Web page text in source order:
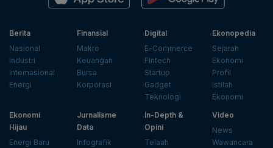
Berita
Nasional
Industri
Internasional
Energi
Finansial
Makro
Keuangan
Bursa
Korporasi
Digital
E-Commerce
Fintech
Startup
Gadget
Teknologi
Ekonopedia
Sejarah
Ekonomi
Profil
Istilah
Ekonomi
Ekonomi
Hijau
Energi Baru
Jurnalisme
Data
Infografik
In-Depth &
Opini
Telaah
Video
News
Wawancara